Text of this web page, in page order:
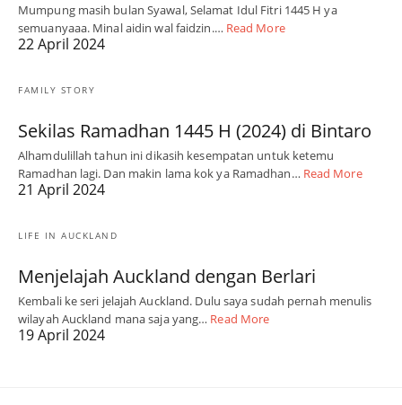
Mumpung masih bulan Syawal, Selamat Idul Fitri 1445 H ya
semuanyaaa. Minal aidin wal faidzin.… Read More
22 April 2024
FAMILY STORY
Sekilas Ramadhan 1445 H (2024) di Bintaro
Alhamdulillah tahun ini dikasih kesempatan untuk ketemu
Ramadhan lagi. Dan makin lama kok ya Ramadhan… Read More
21 April 2024
LIFE IN AUCKLAND
Menjelajah Auckland dengan Berlari
Kembali ke seri jelajah Auckland. Dulu saya sudah pernah menulis
wilayah Auckland mana saja yang… Read More
19 April 2024